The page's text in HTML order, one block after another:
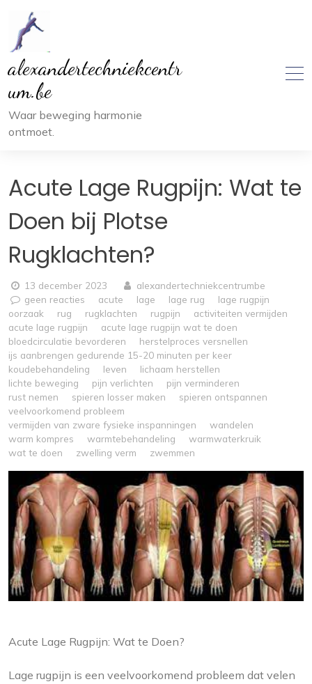
inhoud
alexandertechniekcentr
um.be
Waar beweging harmonie
ontmoet.
Acute Lage Rugpijn: Wat te
Doen bij Plotse
Rugklachten?
13 december 2023
alexandertechniekcentrumbe
geen reacties
acute lage lage rug
lage rugpijn
oorzaak
rug rugklachten rugpijn
activiteiten vermijden
acute lage rugpijn
acute lage rugpijn wat te doen
bloedcirculatie bevorderen
herstelproces versnellen
ijs aanbrengen gedurende 15-20 minuten per keer
koudebehandeling
leven
lichaam herstellen
lichte beweging
pijn verlichten
pijn verminderen
rust nemen
spieren losser maken
spieren ontspannen
veelvoorkomend probleem
vermijden van zware fysieke inspanningen
wandelen
warm kompres
warmtebehandeling
warmwaterkruik
wat te doen
zwelling verm zwemmen
Acute Lage Rugpijn: Wat te Doen?
Lage rugpijn is een veelvoorkomend probleem dat velen